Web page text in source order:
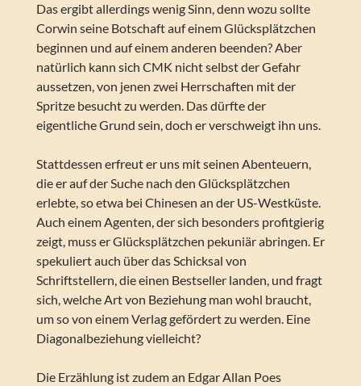
Das ergibt allerdings wenig Sinn, denn wozu sollte
Corwin seine Botschaft auf einem Glücksplätzchen
beginnen und auf einem anderen beenden? Aber
natürlich kann sich CMK nicht selbst der Gefahr
aussetzen, von jenen zwei Herrschaften mit der
Spritze besucht zu werden. Das dürfte der
eigentliche Grund sein, doch er verschweigt ihn uns.
Stattdessen erfreut er uns mit seinen Abenteuern,
die er auf der Suche nach den Glücksplätzchen
erlebte, so etwa bei Chinesen an der US-Westküste.
Auch einem Agenten, der sich besonders profitgierig
zeigt, muss er Glücksplätzchen pekuniär abringen. Er
spekuliert auch über das Schicksal von
Schriftstellern, die einen Bestseller landen, und fragt
sich, welche Art von Beziehung man wohl braucht,
um so von einem Verlag gefördert zu werden. Eine
Diagonalbeziehung vielleicht?
Die Erzählung ist zudem an Edgar Allan Poes